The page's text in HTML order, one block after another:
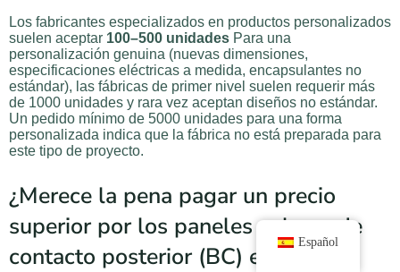
Los fabricantes especializados en productos personalizados
suelen aceptar 100–500 unidades Para una
personalización genuina (nuevas dimensiones,
especificaciones eléctricas a medida, encapsulantes no
estándar), las fábricas de primer nivel suelen requerir más
de 1000 unidades y rara vez aceptan diseños no estándar.
Un pedido mínimo de 5000 unidades para una forma
personalizada indica que la fábrica no está preparada para
este tipo de proyecto.
¿Merece la pena pagar un precio
superior por los paneles solares de
contacto posterior (BC) en 2026?
Español